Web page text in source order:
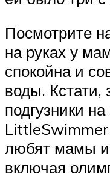
Посмотрите
на руках у
спокойна и
воды. Кстати,
подгузники
любят мамы
включая